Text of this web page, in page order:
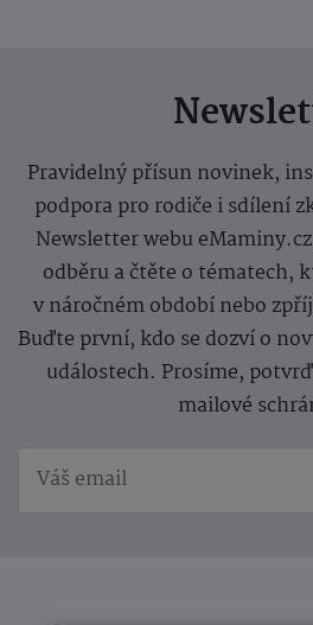
Pravidelný přísun novinek,
podpora pro rodiče i sdílení
Newsletter webu
odběru a čtěte o tématech,
v náročném období nebo
Buďte první, kdo se dozví o
událostech. Prosíme,
mailové